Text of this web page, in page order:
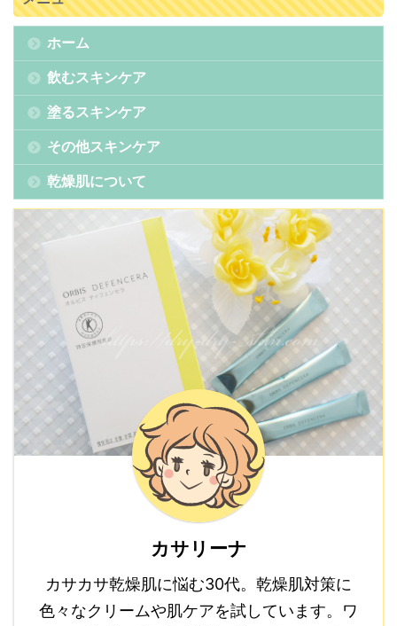
ホーム
飲むスキンケア
塗るスキンケア
その他スキンケア
乾燥肌について
カサリーナ
カサカサ乾燥肌に悩む30代。乾燥肌対策に
色々なクリームや肌ケアを試しています。ワ